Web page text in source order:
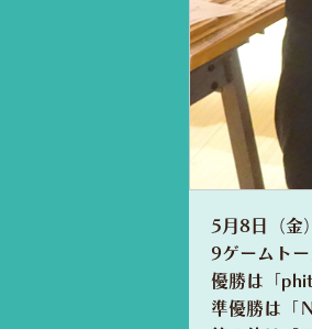
5月8日（金
9ゲームト
優勝は「
準優勝は「